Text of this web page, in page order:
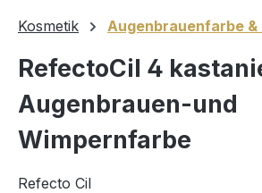
Kosmetik Augenbrauenfarbe &
RefectoCil 4
Augenbrauen-und
Wimpernfarbe
Refecto Cil